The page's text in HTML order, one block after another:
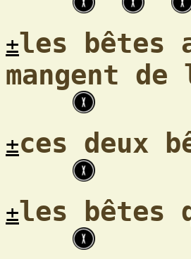
±les bêtes
mangent
±ces deux
±les bêtes